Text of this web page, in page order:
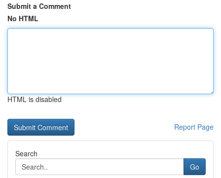
Submit a Comment
No HTML
HTML is disabled
Report Page
Search
Go